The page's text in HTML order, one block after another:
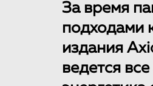
За время
подходами
издания
ведется